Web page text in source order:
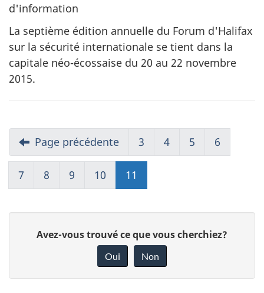
d'information
La septième édition annuelle du Forum d'Halifax
sur la sécurité internationale se tient dans la
capitale néo-écossaise du 20 au 22 novembre
2015.
Page précédente 3 4 5 6
7 8 9 10 11
Avez-vous trouvé ce que vous cherchiez?
Oui Non